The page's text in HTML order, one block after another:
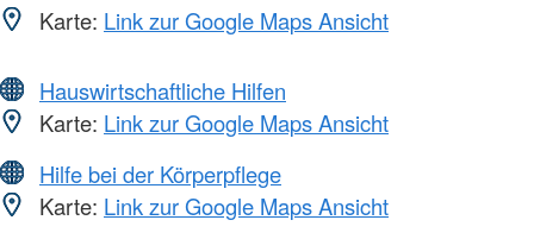
Karte: Link zur Google Maps Ansicht
Hauswirtschaftliche Hilfen
Karte: Link zur Google Maps Ansicht
Hilfe bei der Körperpflege
Karte: Link zur Google Maps Ansicht